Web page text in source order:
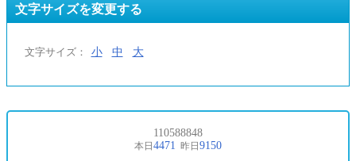
文字サイズを変更する
文字サイズ： 小 中 大